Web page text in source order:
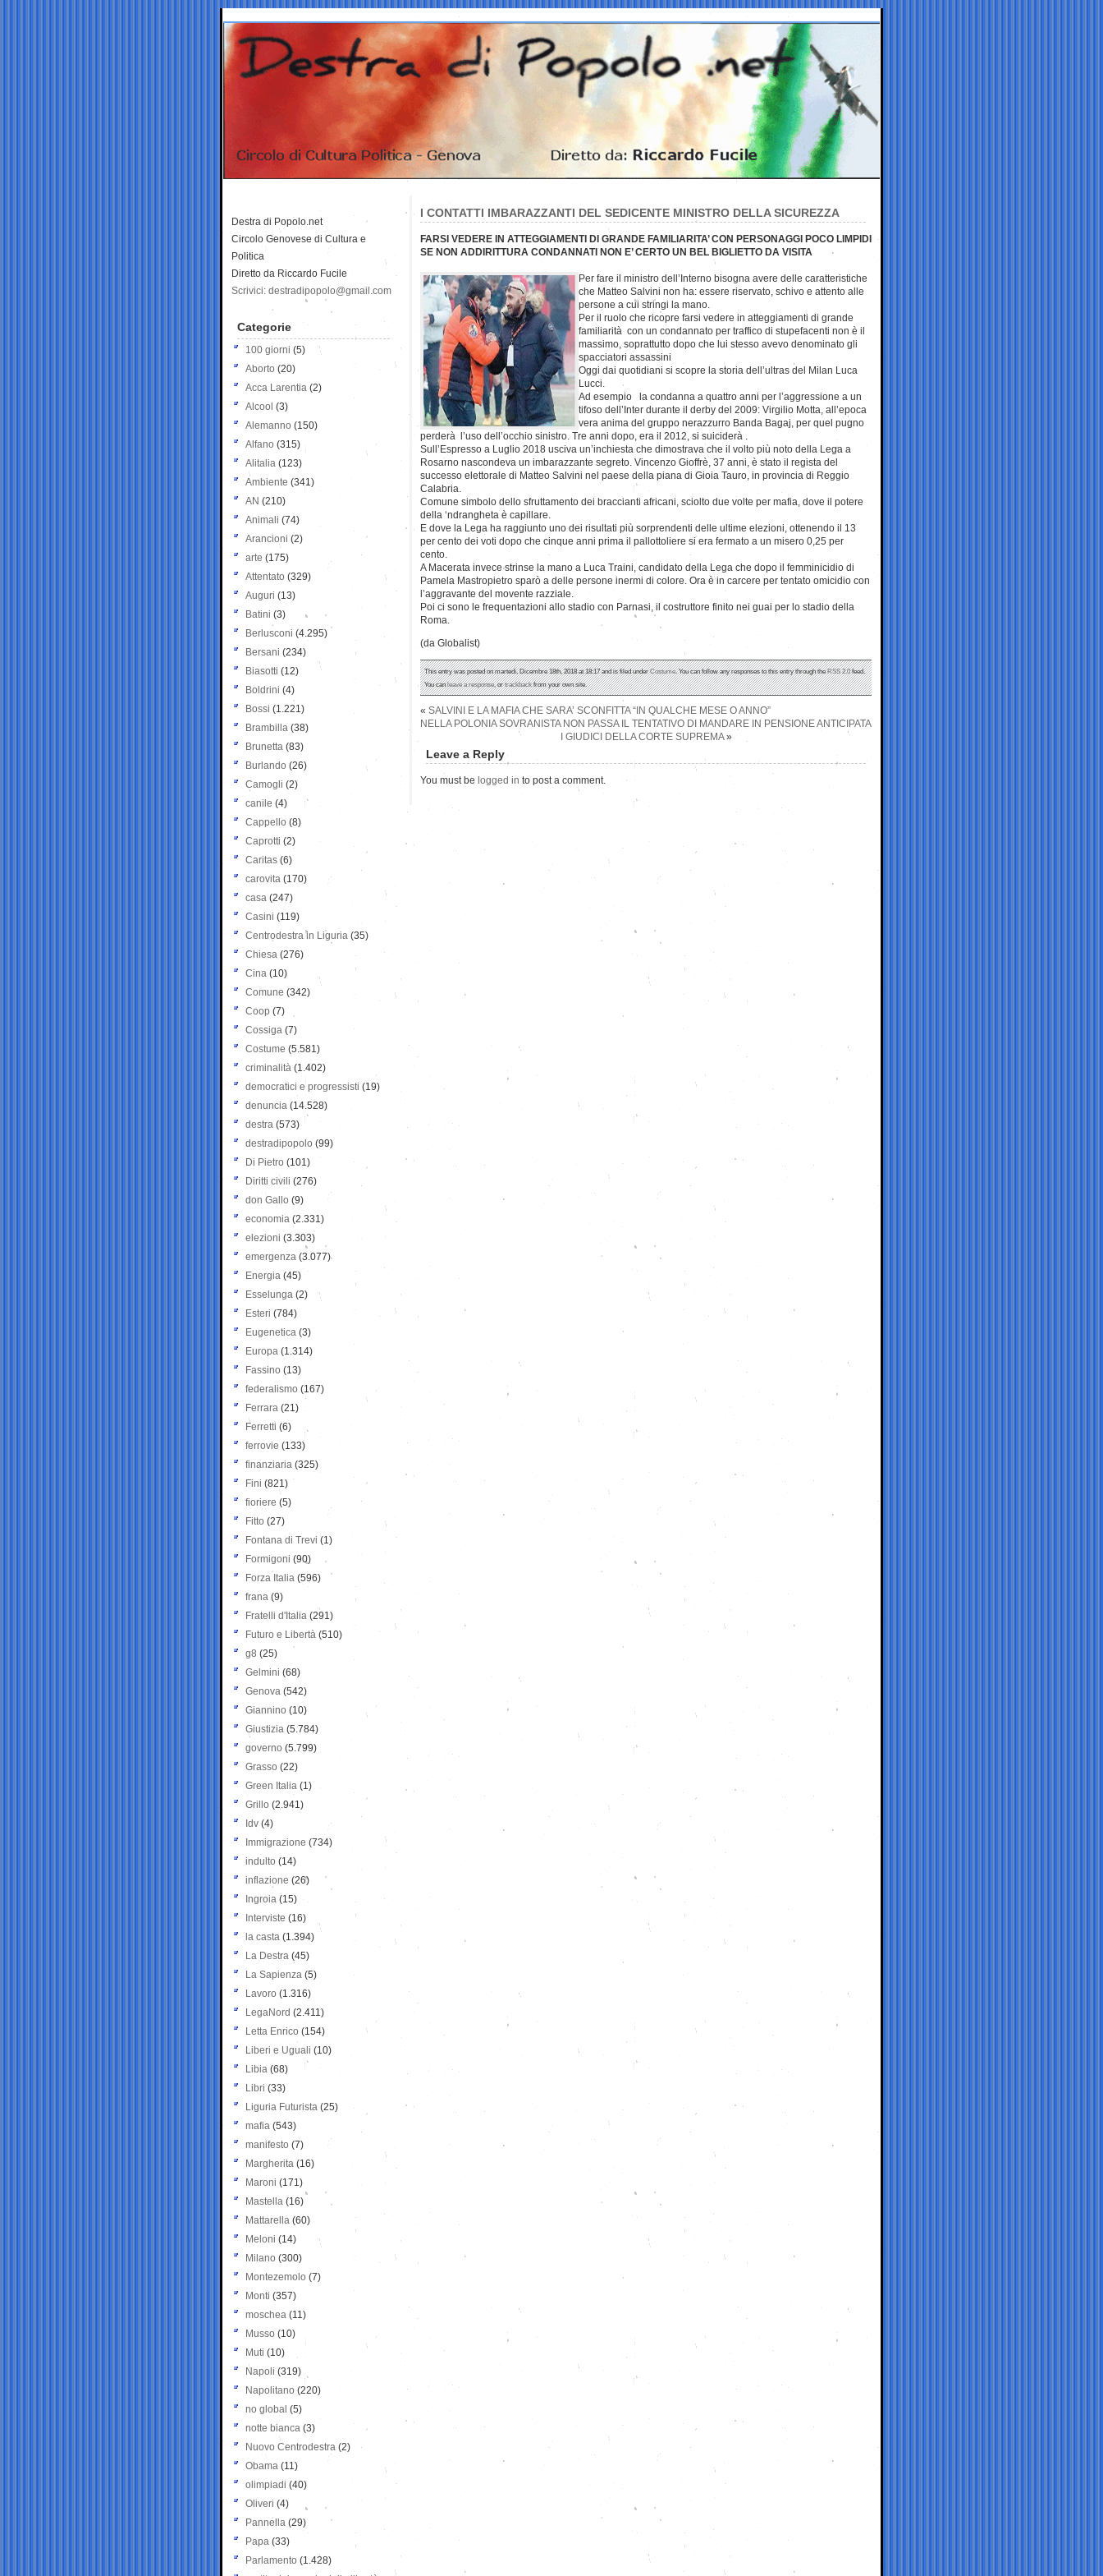
I CONTATTI IMBARAZZANTI DEL SEDICENTE MINISTRO DELLA SICUREZZA
FARSI VEDERE IN ATTEGGIAMENTI DI GRANDE FAMILIARITA’ CON PERSONAGGI POCO LIMPIDI
SE NON ADDIRITTURA CONDANNATI NON E’ CERTO UN BEL BIGLIETTO DA VISITA
Per fare il ministro dell’Interno bisogna avere delle caratteristiche
che Matteo Salvini non ha: essere riservato, schivo e attento alle
persone a cui stringi la mano.
Per il ruolo che ricopre farsi vedere in atteggiamenti di grande
familiarità con un condannato per traffico di stupefacenti non è il
massimo, soprattutto dopo che lui stesso avevo denominato gli
spacciatori assassini
Oggi dai quotidiani si scopre la storia dell’ultras del Milan Luca
Lucci.
Ad esempio la condanna a quattro anni per l’aggressione a un
tifoso dell’Inter durante il derby del 2009: Virgilio Motta, all’epoca
vera anima del gruppo nerazzurro Banda Bagaj, per quel pugno
perderà l’uso dell’occhio sinistro. Tre anni dopo, era il 2012, si suiciderà .
Sull’Espresso a Luglio 2018 usciva un’inchiesta che dimostrava che il volto più noto della Lega a
Rosarno nascondeva un imbarazzante segreto. Vincenzo Gioffrè, 37 anni, è stato il regista del
successo elettorale di Matteo Salvini nel paese della piana di Gioia Tauro, in provincia di Reggio
Calabria.
Comune simbolo dello sfruttamento dei braccianti africani, sciolto due volte per mafia, dove il potere
della ‘ndrangheta è capillare.
E dove la Lega ha raggiunto uno dei risultati più sorprendenti delle ultime elezioni, ottenendo il 13
per cento dei voti dopo che cinque anni prima il pallottoliere si era fermato a un misero 0,25 per
cento.
A Macerata invece strinse la mano a Luca Traini, candidato della Lega che dopo il femminicidio di
Pamela Mastropietro sparò a delle persone inermi di colore. Ora è in carcere per tentato omicidio con
l’aggravante del movente razziale.
Poi ci sono le frequentazioni allo stadio con Parnasi, il costruttore finito nei guai per lo stadio della
Roma.
(da Globalist)
This entry was posted on martedì, Dicembre 18th, 2018 at 18:17 and is filed underCostume. You can follow any responses to this entry through theRSS 2.0feed.
You canleave a response, ortrackbackfrom your own site.
« SALVINI E LA MAFIA CHE SARA’ SCONFITTA “IN QUALCHE MESE O ANNO”
NELLA POLONIA SOVRANISTA NON PASSA IL TENTATIVO DI MANDARE IN PENSIONE ANTICIPATA
I GIUDICI DELLA CORTE SUPREMA»
Leave a Reply
You must be logged in to post a comment.
Destra di Popolo.net
Circolo Genovese di Cultura e
Politica
Diretto da Riccardo Fucile
Scrivici: destradipopolo@gmail.com
Categorie
100 giorni (5)
Aborto (20)
Acca Larentia (2)
Alcool (3)
Alemanno (150)
Alfano (315)
Alitalia (123)
Ambiente (341)
AN (210)
Animali (74)
Arancioni (2)
arte (175)
Attentato (329)
Auguri (13)
Batini (3)
Berlusconi (4.295)
Bersani (234)
Biasotti (12)
Boldrini (4)
Bossi (1.221)
Brambilla (38)
Brunetta (83)
Burlando (26)
Camogli (2)
canile (4)
Cappello (8)
Caprotti (2)
Caritas (6)
carovita (170)
casa (247)
Casini (119)
Centrodestra in Liguria (35)
Chiesa (276)
Cina (10)
Comune (342)
Coop (7)
Cossiga (7)
Costume (5.581)
criminalità (1.402)
democratici e progressisti (19)
denuncia (14.528)
destra (573)
destradipopolo (99)
Di Pietro (101)
Diritti civili (276)
don Gallo (9)
economia (2.331)
elezioni (3.303)
emergenza (3.077)
Energia (45)
Esselunga (2)
Esteri (784)
Eugenetica (3)
Europa (1.314)
Fassino (13)
federalismo (167)
Ferrara (21)
Ferretti (6)
ferrovie (133)
finanziaria (325)
Fini (821)
fioriere (5)
Fitto (27)
Fontana di Trevi (1)
Formigoni (90)
Forza Italia (596)
frana (9)
Fratelli d'Italia (291)
Futuro e Libertà (510)
g8 (25)
Gelmini (68)
Genova (542)
Giannino (10)
Giustizia (5.784)
governo (5.799)
Grasso (22)
Green Italia (1)
Grillo (2.941)
Idv (4)
Immigrazione (734)
indulto (14)
inflazione (26)
Ingroia (15)
Interviste (16)
la casta (1.394)
La Destra (45)
La Sapienza (5)
Lavoro (1.316)
LegaNord (2.411)
Letta Enrico (154)
Liberi e Uguali (10)
Libia (68)
Libri (33)
Liguria Futurista (25)
mafia (543)
manifesto (7)
Margherita (16)
Maroni (171)
Mastella (16)
Mattarella (60)
Meloni (14)
Milano (300)
Montezemolo (7)
Monti (357)
moschea (11)
Musso (10)
Muti (10)
Napoli (319)
Napolitano (220)
no global (5)
notte bianca (3)
Nuovo Centrodestra (2)
Obama (11)
olimpiadi (40)
Oliveri (4)
Pannella (29)
Papa (33)
Parlamento (1.428)